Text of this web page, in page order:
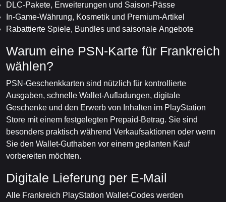
DLC-Pakete, Erweiterungen und Saison-Pässe
In-Game-Währung, Kosmetik und Premium-Artikel
Rabattierte Spiele, Bundles und saisonale Angebote
Warum eine PSN-Karte für Frankreich
wählen?
PSN-Geschenkkarten sind nützlich für kontrollierte
Ausgaben, schnelle Wallet-Aufladungen, digitale
Geschenke und den Erwerb von Inhalten im PlayStation
Store mit einem festgelegten Prepaid-Betrag. Sie sind
besonders praktisch während Verkaufsaktionen oder wenn
Sie den Wallet-Guthaben vor einem geplanten Kauf
vorbereiten möchten.
Digitale Lieferung per E-Mail
Alle Frankreich PlayStation Wallet-Codes werden